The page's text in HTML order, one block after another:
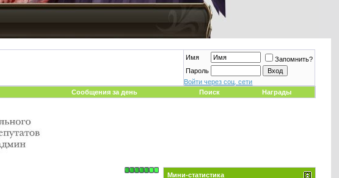
Имя
Запомнить?
Пароль
Войти через соц. сети
Сообщения за день Поиск Награды
Мини-статистика